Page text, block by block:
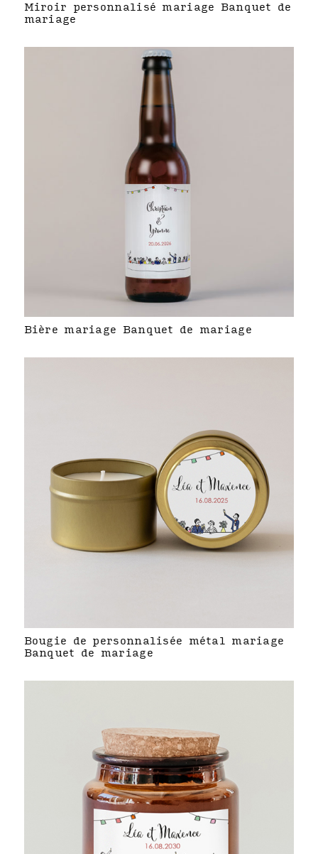
Miroir personnalisé mariage Banquet de
mariage
Bière mariage Banquet de mariage
Bougie de personnalisée métal mariage
Banquet de mariage